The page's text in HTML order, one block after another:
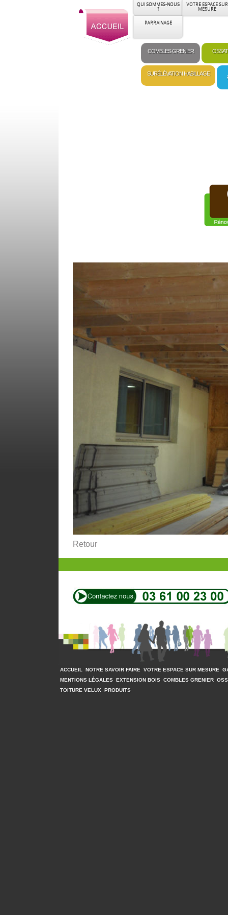
QUI SOMMES-NOUS
?
VOTRE ESPACE SUR
MESURE
PARRAINAGE
COMBLES GRENIER
SURÉLÉVATION HABILLAGE
Retour
ACCUEIL NOTRE SAVOIR FAIRE VOTRE ESPACE SUR MESURE
MENTIONS LÉGALES EXTENSION BOIS COMBLES GRENIER
TOITURE VELUX PRODUITS